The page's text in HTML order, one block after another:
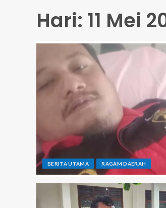
Hari: 11 Mei
BERITA UTAMA RAGAM DAERAH